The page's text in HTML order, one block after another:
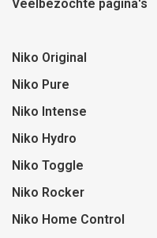
Veelbezochte pagina's
Niko Original
Niko Pure
Niko Intense
Niko Hydro
Niko Toggle
Niko Rocker
Niko Home Control